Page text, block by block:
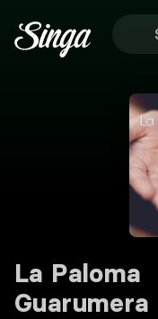
La Paloma
Guarumera